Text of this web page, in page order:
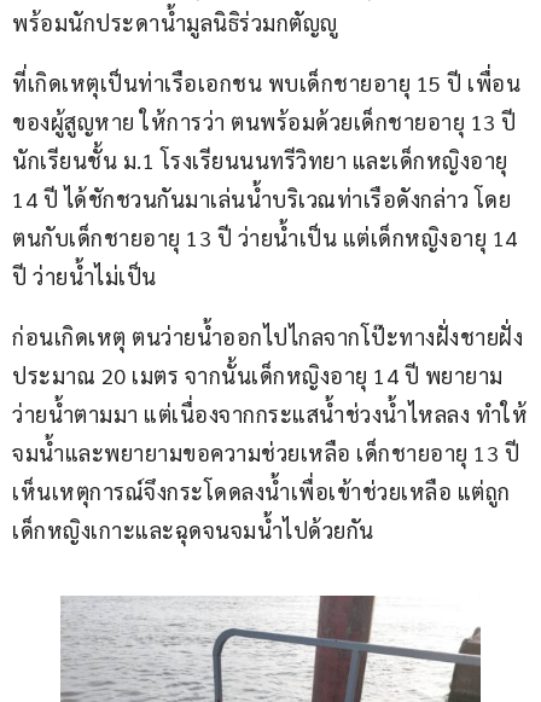
พร้อมนักประดาน้ำมูลนิธิร่วมกตัญญู
ที่เกิดเหตุเป็นท่าเรือเอกชน พบเด็กชายอายุ 15 ปี เพื่อน
ของผู้สูญหาย ให้การว่า ตนพร้อมด้วยเด็กชายอายุ 13 ปี
นักเรียนชั้น ม.1 โรงเรียนนนทรีวิทยา และเด็กหญิงอายุ
14 ปี ได้ชักชวนกันมาเล่นน้ำบริเวณท่าเรือดังกล่าว โดย
ตนกับเด็กชายอายุ 13 ปี ว่ายน้ำเป็น แต่เด็กหญิงอายุ 14
ปี ว่ายน้ำไม่เป็น
ก่อนเกิดเหตุ ตนว่ายน้ำออกไปไกลจากโป๊ะทางฝั่งชายฝั่ง
ประมาณ 20 เมตร จากนั้นเด็กหญิงอายุ 14 ปี พยายาม
ว่ายน้ำตามมา แต่เนื่องจากกระแสน้ำช่วงน้ำไหลลง ทำให้
จมน้ำและพยายามขอความช่วยเหลือ เด็กชายอายุ 13 ปี
เห็นเหตุการณ์จึงกระโดดลงน้ำเพื่อเข้าช่วยเหลือ แต่ถูก
เด็กหญิงเกาะและฉุดจนจมน้ำไปด้วยกัน